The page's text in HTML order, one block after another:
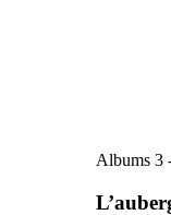
Albums 3